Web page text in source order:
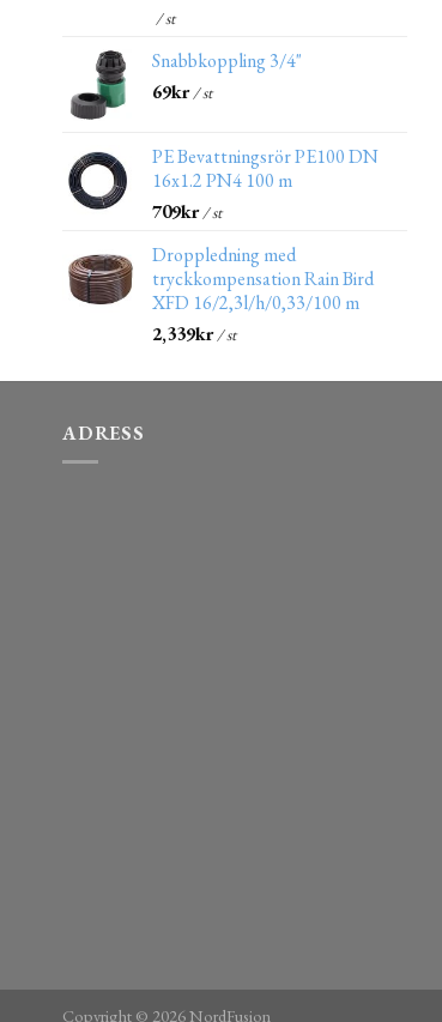
/ st
Snabbkoppling 3/4"
69kr/ st
PE Bevattningsrör PE100 DN
16x1.2 PN4 100 m
709kr/ st
Droppledning med
tryckkompensation Rain Bird
XFD 16/2,3l/h/0,33/100 m
2,339kr/ st
ADRESS
Copyright © 2026 NordFusion